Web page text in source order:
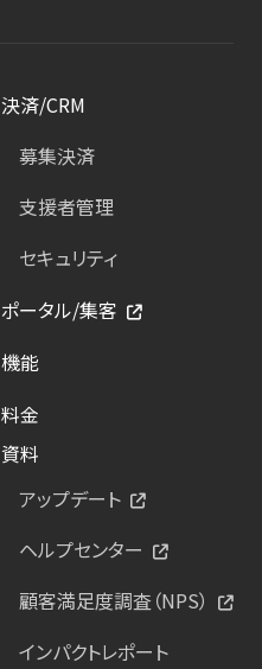
決済/CRM
募集決済
支援者管理
セキュリティ
ポータル/集客
機能
料金
資料
アップデート
ヘルプセンター
顧客満足度調査（NPS）
インパクトレポート